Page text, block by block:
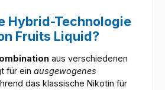
Hybrid-Technologie
Fruits Liquid?
aus verschiedenen
für ein ausgewogenes
das klassische Nikotin für